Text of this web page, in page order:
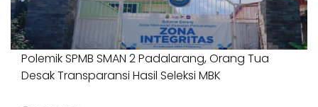
Polemik SPMB SMAN 2 Padalarang, Orang Tua
Desak Transparansi Hasil Seleksi MBK